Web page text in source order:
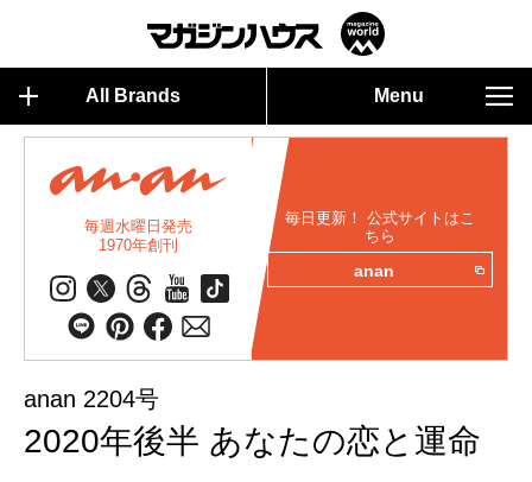
All Brands Menu
毎週水曜日発売
1970年創刊
毎日更新！ 公式サイトはこ
ちら
anan
anan 2204号
2020年後半 あなたの恋と運命